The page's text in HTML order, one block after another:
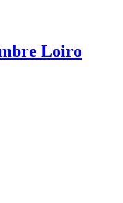
Loiro